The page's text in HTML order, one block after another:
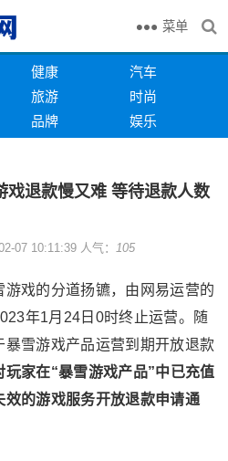
菜单
健康
汽车
旅游
时尚
品牌 娱乐
戏退款慢又难 等待退款人数
07 10:11:39 人气： 105
游戏的分道扬镳，由网易运营的
年1月24日0时终止运营。随
雪游戏产品运营到期开放退款
玩家在“暴雪游戏产品”中已充值
的游戏服务开放退款申请通